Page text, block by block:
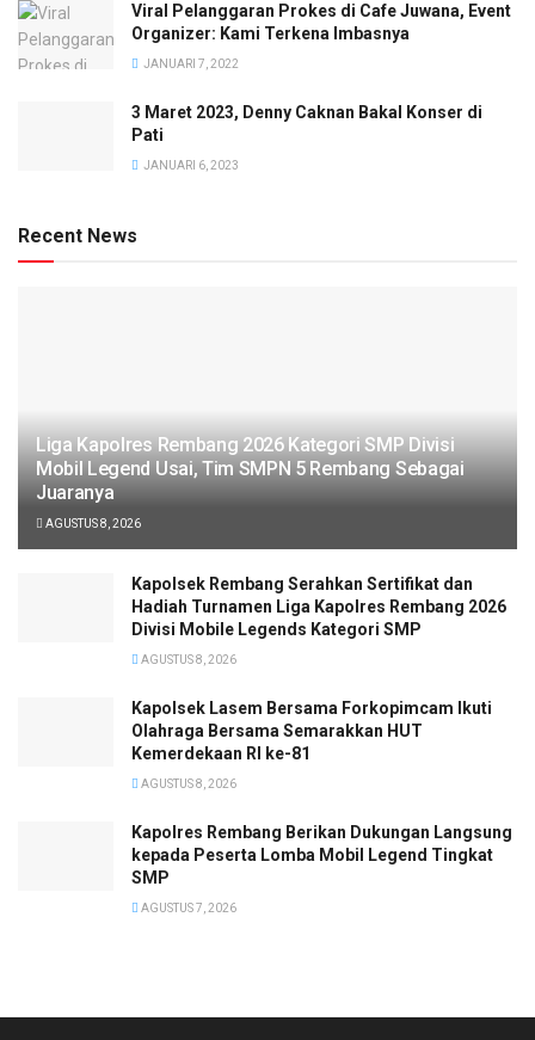
Viral Pelanggaran Prokes di Cafe Juwana, Event
Organizer: Kami Terkena Imbasnya
JANUARI 7, 2022
3 Maret 2023, Denny Caknan Bakal Konser di
Pati
JANUARI 6, 2023
Recent News
Liga Kapolres Rembang 2026 Kategori SMP Divisi
Mobil Legend Usai, Tim SMPN 5 Rembang Sebagai
Juaranya
AGUSTUS 8, 2026
Kapolsek Rembang Serahkan Sertifikat dan
Hadiah Turnamen Liga Kapolres Rembang 2026
Divisi Mobile Legends Kategori SMP
AGUSTUS 8, 2026
Kapolsek Lasem Bersama Forkopimcam Ikuti
Olahraga Bersama Semarakkan HUT
Kemerdekaan RI ke-81
AGUSTUS 8, 2026
Kapolres Rembang Berikan Dukungan Langsung
kepada Peserta Lomba Mobil Legend Tingkat
SMP
AGUSTUS 7, 2026